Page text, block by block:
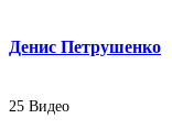
Денис Петрушенко
25 Видео